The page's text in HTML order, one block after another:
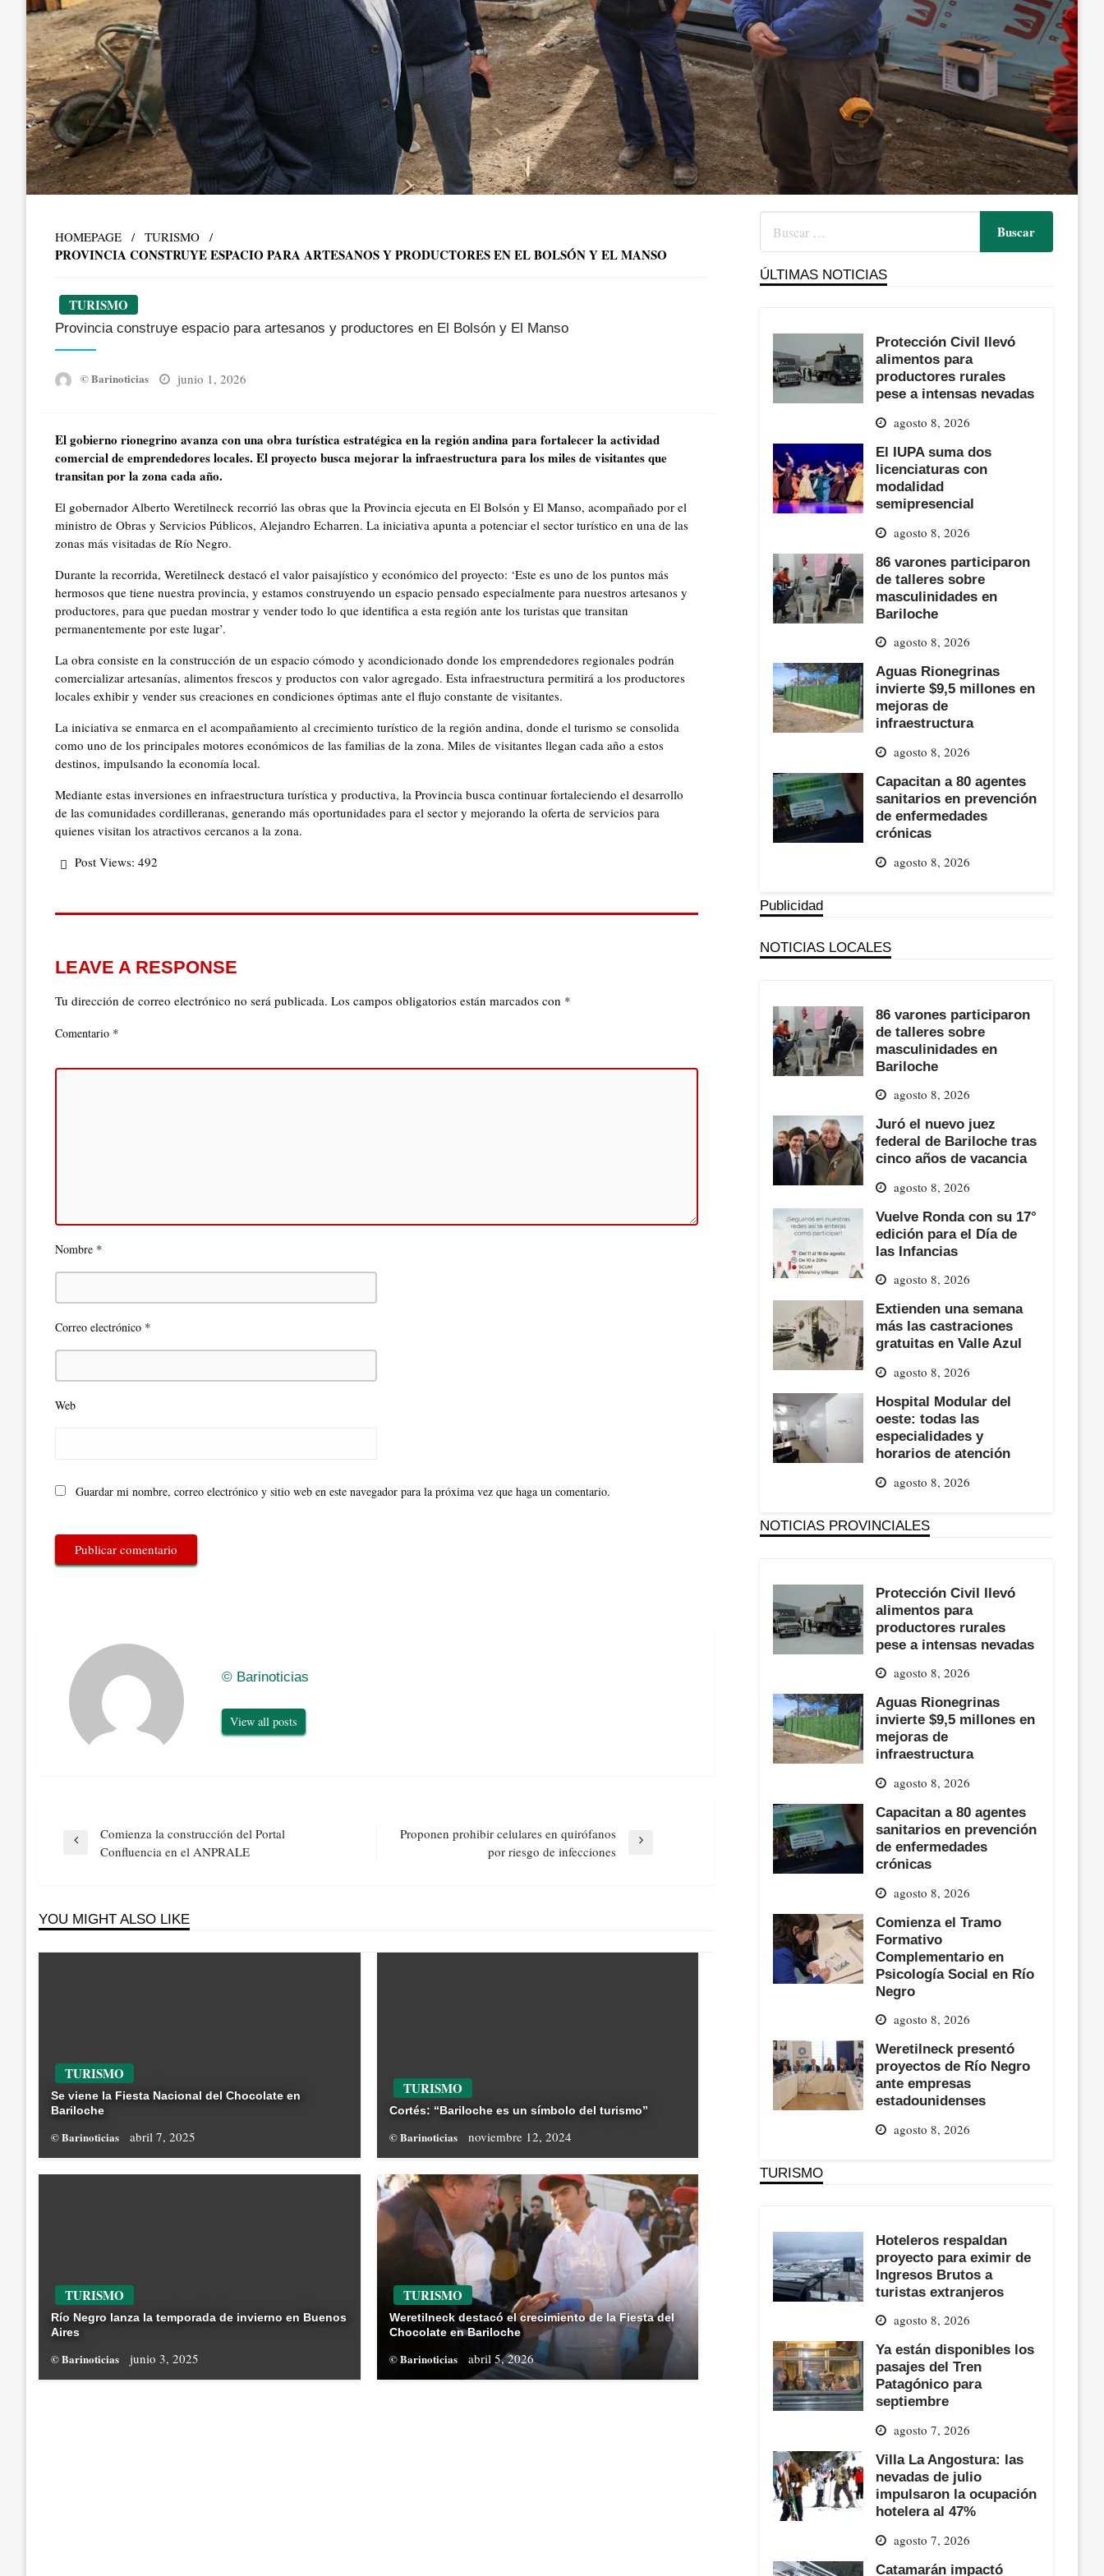
HOMEPAGE TURISMO
PROVINCIA CONSTRUYE ESPACIO PARA ARTESANOS Y PRODUCTORES EN EL BOLSÓN Y EL MANSO
TURISMO
Provincia construye espacio para artesanos y productores en El Bolsón y El Manso
© Barinoticias
Posted
junio 1, 2026
El gobierno rionegrino avanza con una obra turística estratégica en la región andina para fortalecer la actividad
comercial de emprendedores locales. El proyecto busca mejorar la infraestructura para los miles de visitantes que
transitan por la zona cada año.
El gobernador Alberto Weretilneck recorrió las obras que la Provincia ejecuta en El Bolsón y El Manso, acompañado por el
ministro de Obras y Servicios Públicos, Alejandro Echarren. La iniciativa apunta a potenciar el sector turístico en una de las
zonas más visitadas de Río Negro.
Durante la recorrida, Weretilneck destacó el valor paisajístico y económico del proyecto: ‘Este es uno de los puntos más
hermosos que tiene nuestra provincia, y estamos construyendo un espacio pensado especialmente para nuestros artesanos y
productores, para que puedan mostrar y vender todo lo que identifica a esta región ante los turistas que transitan
permanentemente por este lugar’.
La obra consiste en la construcción de un espacio cómodo y acondicionado donde los emprendedores regionales podrán
comercializar artesanías, alimentos frescos y productos con valor agregado. Esta infraestructura permitirá a los productores
locales exhibir y vender sus creaciones en condiciones óptimas ante el flujo constante de visitantes.
La iniciativa se enmarca en el acompañamiento al crecimiento turístico de la región andina, donde el turismo se consolida
como uno de los principales motores económicos de las familias de la zona. Miles de visitantes llegan cada año a estos
destinos, impulsando la economía local.
Mediante estas inversiones en infraestructura turística y productiva, la Provincia busca continuar fortaleciendo el desarrollo
de las comunidades cordilleranas, generando más oportunidades para el sector y mejorando la oferta de servicios para
quienes visitan los atractivos cercanos a la zona.
Post Views: 492
LEAVE A RESPONSE
Tu dirección de correo electrónico no será publicada. Los campos obligatorios están marcados con *
Comentario *
Nombre *
Correo electrónico *
Web
Guardar mi nombre, correo electrónico y sitio web en este navegador para la próxima vez que haga un comentario.
© Barinoticias
View all posts
Navegación
Previous
Comienza la construcción del Portal
Confluencia en el ANPRALE
Proponen prohibir celulares en quirófanos
por riesgo de infecciones
YOU MIGHT ALSO LIKE
TURISMO
Se viene la Fiesta Nacional del Chocolate en
Bariloche
© Barinoticias abril 7, 2025
TURISMO
Cortés: “Bariloche es un símbolo del turismo”
© Barinoticias noviembre 12, 2024
TURISMO
Río Negro lanza la temporada de invierno en Buenos
Aires
© Barinoticias junio 3, 2025
TURISMO
Weretilneck destacó el crecimiento de la Fiesta del
Chocolate en Bariloche
© Barinoticias abril 5, 2026
ÚLTIMAS NOTICIAS
Protección Civil llevó
alimentos para
productores rurales
pese a intensas nevadas
agosto 8, 2026
El IUPA suma dos
licenciaturas con
modalidad
semipresencial
agosto 8, 2026
86 varones participaron
de talleres sobre
masculinidades en
Bariloche
agosto 8, 2026
Aguas Rionegrinas
invierte $9,5 millones en
mejoras de
infraestructura
agosto 8, 2026
Capacitan a 80 agentes
sanitarios en prevención
de enfermedades
crónicas
agosto 8, 2026
Publicidad
NOTICIAS LOCALES
86 varones participaron
de talleres sobre
masculinidades en
Bariloche
agosto 8, 2026
Juró el nuevo juez
federal de Bariloche tras
cinco años de vacancia
agosto 8, 2026
Vuelve Ronda con su 17°
edición para el Día de
las Infancias
agosto 8, 2026
Extienden una semana
más las castraciones
gratuitas en Valle Azul
agosto 8, 2026
Hospital Modular del
oeste: todas las
especialidades y
horarios de atención
agosto 8, 2026
NOTICIAS PROVINCIALES
Protección Civil llevó
alimentos para
productores rurales
pese a intensas nevadas
agosto 8, 2026
Aguas Rionegrinas
invierte $9,5 millones en
mejoras de
infraestructura
agosto 8, 2026
Capacitan a 80 agentes
sanitarios en prevención
de enfermedades
crónicas
agosto 8, 2026
Comienza el Tramo
Formativo
Complementario en
Psicología Social en Río
Negro
agosto 8, 2026
Weretilneck presentó
proyectos de Río Negro
ante empresas
estadounidenses
agosto 8, 2026
TURISMO
Hoteleros respaldan
proyecto para eximir de
Ingresos Brutos a
turistas extranjeros
agosto 8, 2026
Ya están disponibles los
pasajes del Tren
Patagónico para
septiembre
agosto 7, 2026
Villa La Angostura: las
nevadas de julio
impulsaron la ocupación
hotelera al 47%
agosto 7, 2026
Catamarán impactó